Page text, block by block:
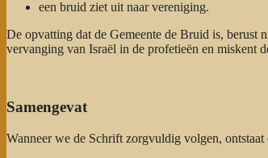
een bruid ziet uit naar vereniging.
De opvatting dat de Gemeente de Bruid is, berust
vervanging van Israël in de profetieën en miskent
Samengevat
Wanneer we de Schrift zorgvuldig volgen, ontstaat